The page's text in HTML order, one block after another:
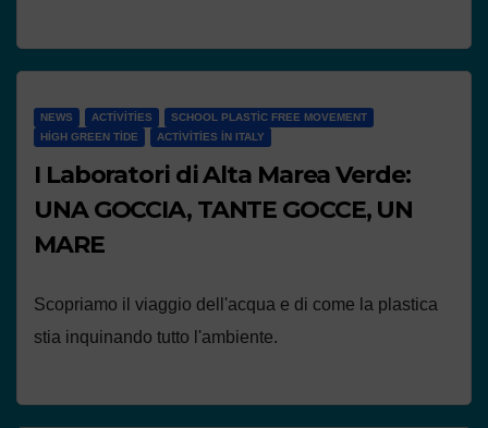
NEWS ACTIVITIES
SCHOOL PLASTIC FREE MOVEMENT
HIGH GREEN TIDE
ACTIVITIES IN ITALY
I Laboratori di Alta Marea Verde:
UNA GOCCIA, TANTE GOCCE, UN
MARE
Scopriamo il viaggio dell'acqua e di come la plastica
stia inquinando tutto l'ambiente.